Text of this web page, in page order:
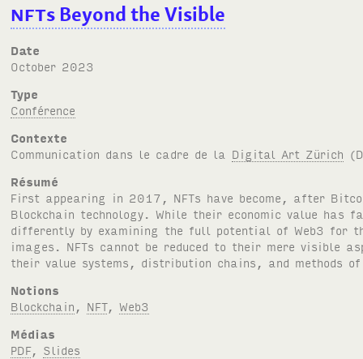
NFTs Beyond the Visible
Date
October 2023
Type
Conférence
Contexte
Communication dans le cadre de la Digital Art Zürich (
Résumé
First appearing in 2017, NFTs have become, after
Blockchain technology. While their economic value has
differently by examining the full potential of Web3 for
images. NFTs cannot be reduced to their mere visible
their value systems, distribution chains, and methods of
Notions
Blockchain , NFT,Web3
Médias
PDF, Slides